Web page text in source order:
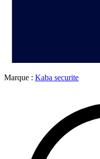
Marque : Kaba securite